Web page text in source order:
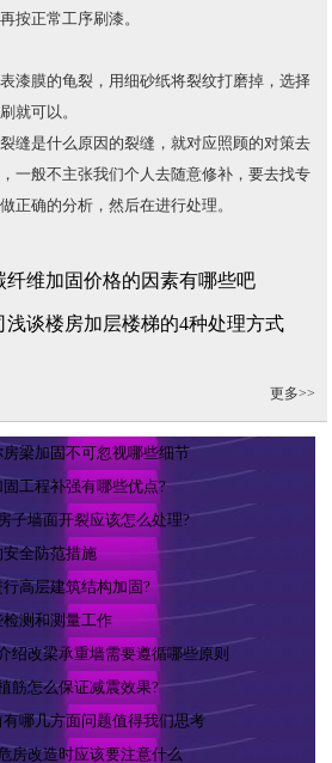
按正常工序刷漆。
膜的龟裂，用细砂纸将裂纹打磨掉，选择
就可以。
是什么原因的裂缝，就对应照顾的对策去
一般不主张我们个人去随意修补，要去找专
正确的分析，然后在进行处理。
纤维加固价格的因素有哪些吧
浅谈楼房加层楼梯的4种处理方式
更多>>
梁加固不可忽视哪些细节
工程补强有哪些优点?
子墙面开裂应该怎么处理?
全防范措施
高层建筑结构加固?
测和测量工作
绍改梁承重墙需要遵循哪些原则
筋怎么保证减震效果?
哪几方面问题值得我们思考
房改造时应该要注意什么